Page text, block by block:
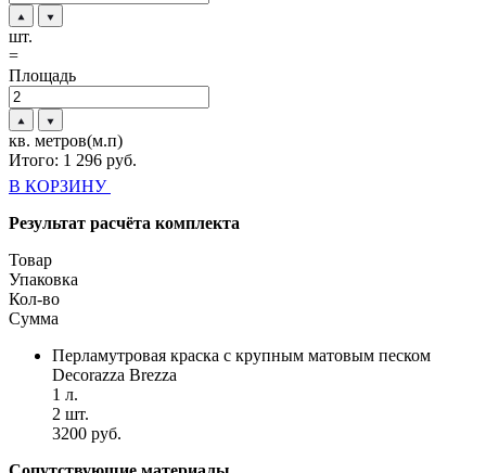
шт.
=
Площадь
кв. метров(м.п)
Итого: 1 296 руб.
В КОРЗИНУ
Результат расчёта комплекта
Товар
Упаковка
Кол-во
Сумма
Перламутровая краска с крупным матовым песком
Decorazza Brezza
1 л.
2 шт.
3200 руб.